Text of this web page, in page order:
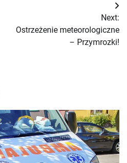
Next:
Ostrzeżenie meteorologiczne
– Przymrozki!